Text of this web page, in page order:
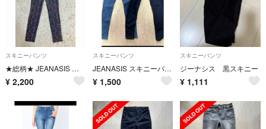
スキニーパンツ
★総柄★ JEANASIS ジーナシス 花柄スキニーパンツ Ｍサイズ
¥ 2,200
スキニーパンツ
JEANASIS スキニーパンツ 2点セット
¥ 1,500
スキニーパンツ
ジーナシス 黒スキニー
¥ 1,111